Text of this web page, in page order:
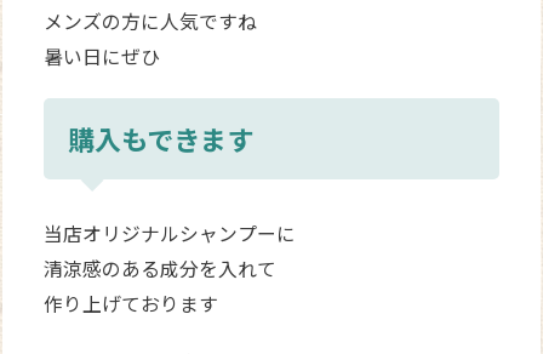
メンズの方に人気ですね
暑い日にぜひ
購入もできます
当店オリジナルシャンプーに
清涼感のある成分を入れて
作り上げております